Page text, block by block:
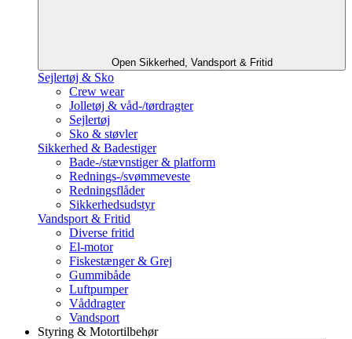
Open Sikkerhed, Vandsport & Fritid
Sejlertøj & Sko
Crew wear
Jolletøj & våd-/tørdragter
Sejlertøj
Sko & støvler
Sikkerhed & Badestiger
Bade-/stævnstiger & platform
Rednings-/svømmeveste
Redningsflåder
Sikkerhedsudstyr
Vandsport & Fritid
Diverse fritid
El-motor
Fiskestænger & Grej
Gummibåde
Luftpumper
Våddragter
Vandsport
Styring & Motortilbehør